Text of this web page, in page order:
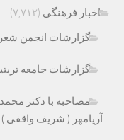
اخبار فرهنگی (۷,۷۱۲)
گزارشات انجمن
گزارشات جامعه
مصاحبه با دکتر
آریامهر ( شریف واقفی )